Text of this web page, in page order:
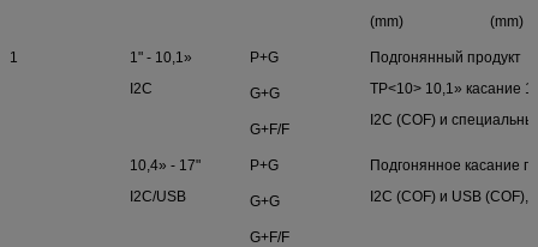
(mm)
(mm)
1
1" - 10,1»
I2C
P+G
Подгонянный продукт
TP<10> 10,1» касание
I2C (COF) и
G+G
G+F/F
10,4» - 17"
I2C/USB
P+G
Подгонянное касание
I2C (COF) и USB (COF),
G+G
G+F/F